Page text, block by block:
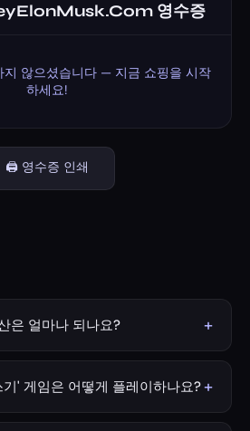
영수증
지 않으셨습니다 — 지금 쇼핑을 시작
하세요!
🖨️ 영수증 인쇄
은 얼마나 되나요? +
버그의 추정 순자산은 약 2,260억
재산 대부분은 메타 플랫폼스(Meta
.
' 게임은 어떻게 플레이하나요?+
세요(기본값: 1분). 시작(Start) 버튼